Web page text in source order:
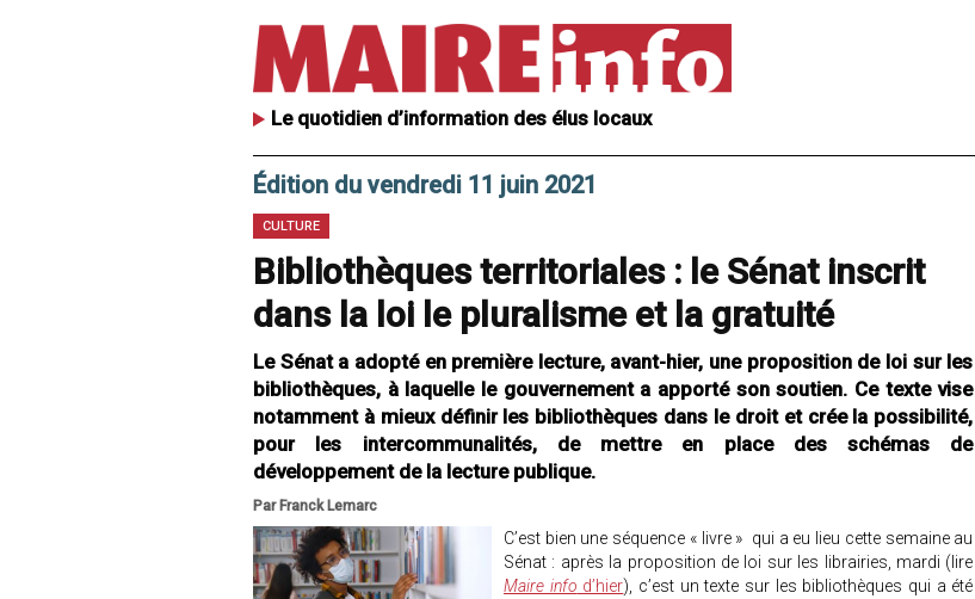
Le quotidien d’information des élus locaux
Édition du vendredi 11 juin 2021
CULTURE
Bibliothèques territoriales : le Sénat inscrit
dans la loi le pluralisme et la gratuité
Le Sénat a adopté en première lecture, avant-hier, une proposition de loi sur les
bibliothèques, à laquelle le gouvernement a apporté son soutien. Ce texte vise
notamment à mieux définir les bibliothèques dans le droit et crée la possibilité,
pour les intercommunalités, de mettre en place des schémas de
développement de la lecture publique.
Par Franck Lemarc
C’est bien une séquence « livre » qui a eu lieu cette semaine au
Sénat : après la proposition de loi sur les librairies, mardi (lire
Maire info d’hier), c’est un texte sur les bibliothèques qui a été